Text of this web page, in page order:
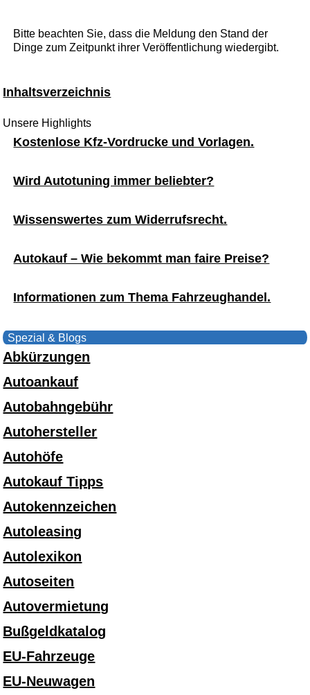
Bitte beachten Sie, dass die Meldung den Stand der
Dinge zum Zeitpunkt ihrer Veröffentlichung wiedergibt.
Inhaltsverzeichnis
Unsere Highlights
Kostenlose Kfz-Vordrucke und Vorlagen.
Wird Autotuning immer beliebter?
Wissenswertes zum Widerrufsrecht.
Autokauf – Wie bekommt man faire Preise?
Informationen zum Thema Fahrzeughandel.
Spezial & Blogs
Abkürzungen
Autoankauf
Autobahngebühr
Autohersteller
Autohöfe
Autokauf Tipps
Autokennzeichen
Autoleasing
Autolexikon
Autoseiten
Autovermietung
Bußgeldkatalog
EU-Fahrzeuge
EU-Neuwagen